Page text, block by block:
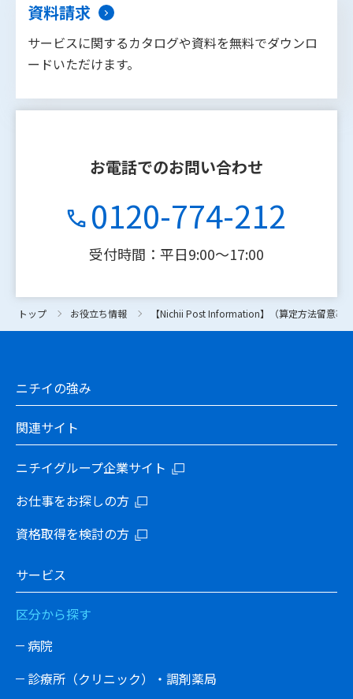
トップ お役立ち情報 【Nichii Post Information】（算定方法留意
資料請求
サービスに関するカタログや資料を無料でダウンロ
ードいただけます。
お電話でのお問い合わせ
0120-774-212
受付時間：平日9:00〜17:00
トップ お役立ち情報 【Nichii Post Information】（算定方法留意
ニチイの強み
関連サイト
ニチイグループ企業サイト
お仕事をお探しの方
資格取得を検討の方
サービス
区分から探す
病院
診療所（クリニック）・調剤薬局